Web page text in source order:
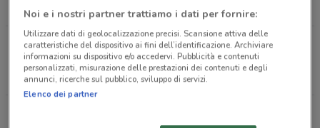
3.1 km
Strada Provinciale Trentola Parete Trentola-
ducenta
4.5 km
APERTO
Noi e i nostri partner trattiamo i dati per fornire:
Utilizzare dati di geolocalizzazione precisi. Scansione attiva delle
caratteristiche del dispositivo ai fini dell’identificazione. Archiviare
informazioni su dispositivo e/o accedervi. Pubblicità e contenuti
personalizzati, misurazione delle prestazioni dei contenuti e degli
annunci, ricerche sul pubblico, sviluppo di servizi.
Elenco dei partner